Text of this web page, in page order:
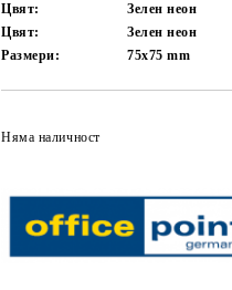
Цвят:
Зелен неон
Цвят:
Зелен неон
Размери:
75x75 mm
Няма наличност